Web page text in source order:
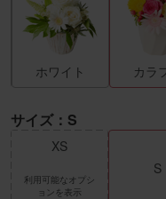
ホワイト カラ
サイズ：S
XS
利用可能なオプシ
ョンを表示
S